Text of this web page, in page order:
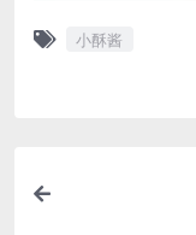
小酥酱